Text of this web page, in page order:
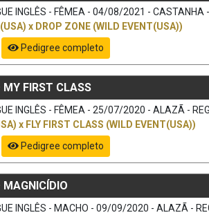
INGLÊS - FÊMEA - 04/08/2021 - CASTANHA
x DROP ZONE (WILD EVENT(USA))
Pedigree completo
MY FIRST CLASS
INGLÊS - FÊMEA - 25/07/2020 - ALAZÃ -
x FLY FIRST CLASS (WILD EVENT(USA))
Pedigree completo
MAGNICÍDIO
INGLÊS - MACHO - 09/09/2020 - ALAZÃ -